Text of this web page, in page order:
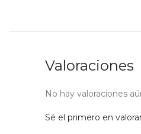
Valoraciones
No hay valoraciones
Sé el primero en